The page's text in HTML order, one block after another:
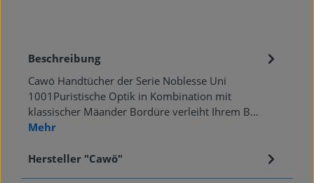
Beschreibung
Cawö Handtücher der Serie Noblesse Uni
1001Puristische Optik in Kombination mit
klassischer Mäander Bordüre verleiht Ihrem B…
Mehr
Hersteller "Cawö"